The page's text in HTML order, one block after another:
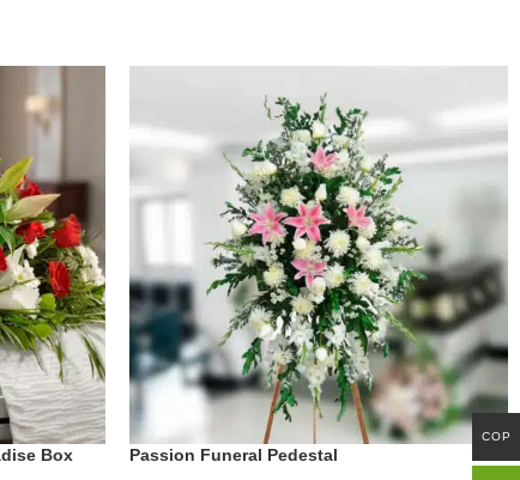
Box Passion Funeral Pedestal
COP